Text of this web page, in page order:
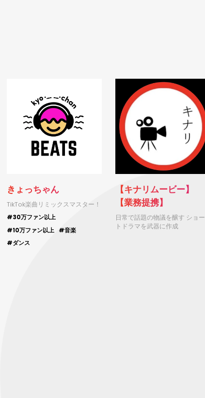
きょっちゃん
TikTok楽曲リミックスマスター！
#30万ファン以上
#10万ファン以上
#音楽
#ダンス
【キナリムービー】
【業務提携】
日常で話題の物議を醸す ショー
トドラマを武器に作成